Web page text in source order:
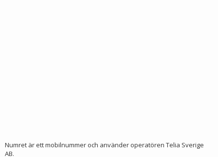
Numret är ett mobilnummer och använder operatören Telia Sverige
AB.